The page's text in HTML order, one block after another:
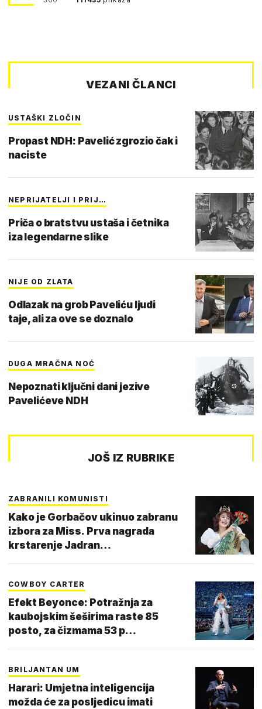
VEZANI ČLANCI
USTAŠKI ZLOČIN
Propast NDH: Pavelić zgrozio čak i
naciste
NEPRIJATELJI I PRIJ…
Priča o bratstvu ustaša i četnika
iza legendarne slike
NIJE OD ZLATA
Odlazak na grob Paveliću ljudi
taje, ali za ove se doznalo
DUGA MRAČNA NOĆ
Nepoznati ključni dani jezive
Pavelićeve NDH
JOŠ IZ RUBRIKE
ZABRANILI KOMUNISTI
Kako je Gorbačov ukinuo zabranu
izbora za Miss. Prva nagrada
krstarenje Jadran…
COWBOY CARTER
Efekt Beyonce: Potražnja za
kaubojskim šeširima raste 85
posto, za čizmama 53 p…
BRILJANTAN UM
Harari: Umjetna inteligencija
možda će za posljedicu imati